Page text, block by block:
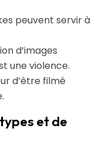
peuvent servir à
d’images
une violence.
d’être filmé
et de